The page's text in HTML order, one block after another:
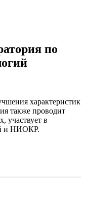
по
характеристик
также проводит
участвует в
и НИОКР.